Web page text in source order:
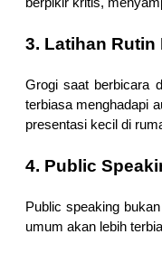
berpikir kritis,
3. Latihan Rutin
Grogi saat berbicara
terbiasa menghadapi
presentasi kecil di
4. Public
Public speaking
umum akan lebih